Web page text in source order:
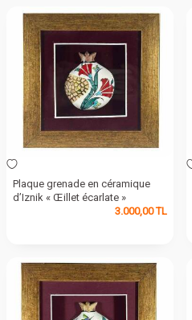
Plaque grenade en céramique
d’Iznik « Œillet écarlate »
3.000,00TL